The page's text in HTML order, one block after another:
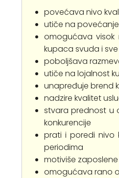
povećava nivo
utiče na
omogućava visok
kupaca svuda i
poboljšava
utiče na lojalnost
unapređuje brend
nadzire kvalitet
stvara prednost u
konkurencije
prati i poredi nivo
periodima
motiviše zaposlene
omogućava rano